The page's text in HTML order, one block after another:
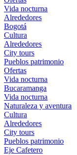
Vida nocturna
Alrededores
Bogotá
Cultura
Alrededores
City tours
Pueblos patrimonio
Ofertas
Vida nocturna
Bucaramanga
Vida nocturna
Naturaleza y aventura
Cultura
Alrededores
City tours
Pueblos patrimonio
Eje Cafetero